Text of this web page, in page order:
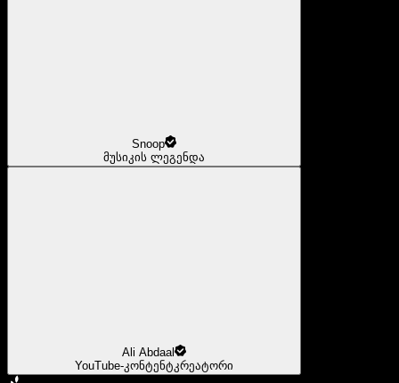
Snoop
მუსიკის ლეგენდა
Ali Abdaal
YouTube-კონტენტკრეატორი